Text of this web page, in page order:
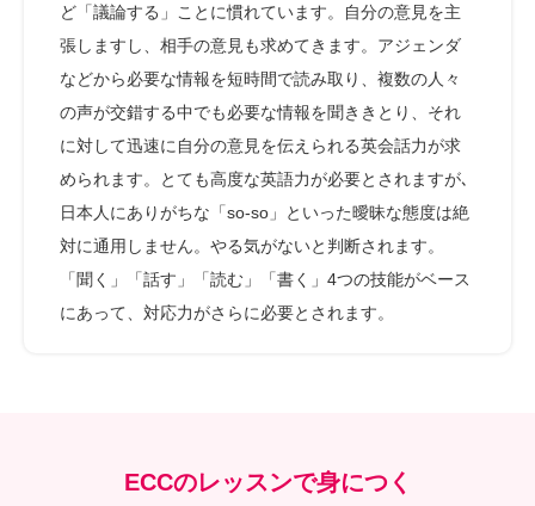
ど「議論する」ことに慣れています。自分の意見を主
張しますし、相手の意見も求めてきます。アジェンダ
などから必要な情報を短時間で読み取り、複数の人々
の声が交錯する中でも必要な情報を聞ききとり、それ
に対して迅速に自分の意見を伝えられる英会話力が求
められます。とても高度な英語力が必要とされますが､
日本人にありがちな「so-so」といった曖昧な態度は絶
対に通用しません。やる気がないと判断されます。
「聞く」「話す」「読む」「書く」4つの技能がベース
にあって、対応力がさらに必要とされます。
ECCのレッスンで身につく